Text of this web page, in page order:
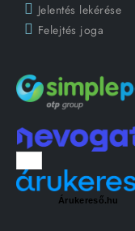
Jelentés lekérése
Felejtés joga
Árukereső.hu